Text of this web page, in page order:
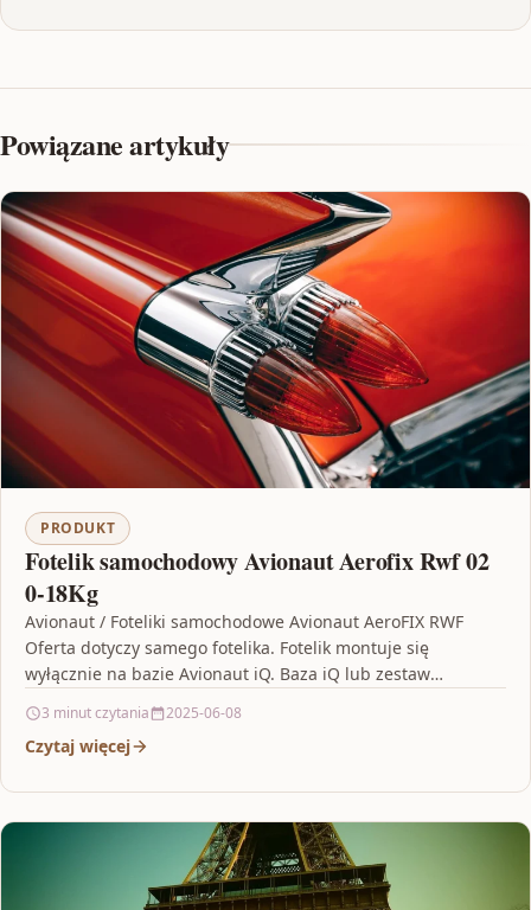
Powiązane artykuły
PRODUKT
Fotelik samochodowy Avionaut Aerofix Rwf 02
0-18Kg
Avionaut / Foteliki samochodowe Avionaut AeroFIX RWF
Oferta dotyczy samego fotelika. Fotelik montuje się
wyłącznie na bazie Avionaut iQ. Baza iQ lub zestaw
3 minut czytania 2025-06-08
Czytaj więcej